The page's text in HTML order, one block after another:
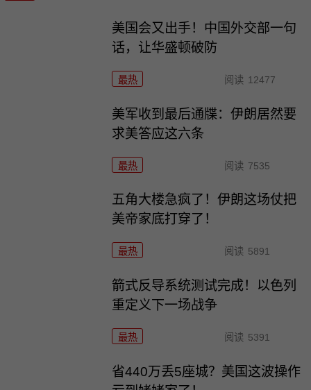
美国会又出手！中国外交部一句
话，让华盛顿破防
最热 阅读 12477
美军收到最后通牒：伊朗居然要
求美答应这六条
最热 阅读 7535
五角大楼急疯了！伊朗这场仗把
美帝家底打穿了！
最热 阅读 5891
箭式反导系统测试完成！以色列
重定义下一场战争
最热 阅读 5391
省440万丢5座城？美国这波操作